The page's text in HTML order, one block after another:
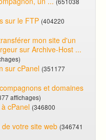
sur le FTP (404220
mon site d'un
sur Archive-Host ...
sur cPanel (351177
et domaines
affichages)
cPanel (346800
de votre site web (346741